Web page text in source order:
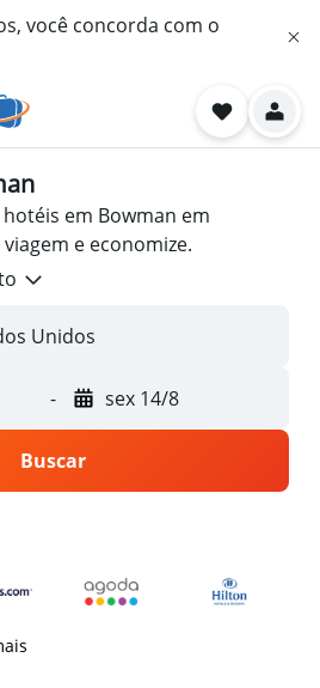
você concorda com o
em Bowman em
e economize.
Unidos
- sex 14/8
Buscar